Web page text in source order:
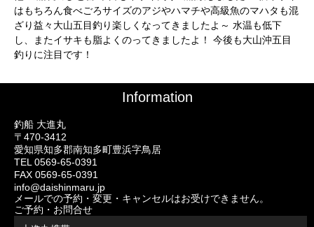
はもちろん食べごろサイズのアジやハマチや高級魚のマハタも混
ざり益々大山五目釣り楽しくなってきましたよ～ 水温も低下
し、またイサキも脂よくのってきましたよ！ 今後も大山沖五目
釣りに注目です！
Information
釣船 大進丸
〒470-3412
愛知県知多郡南知多町豊浜字鳥居
TEL 0569-65-0391
FAX 0569-65-0391
info@daishinmaru.jp
メールでの予約・変更・キャンセルはお受けできません。
ご予約・お問合せ